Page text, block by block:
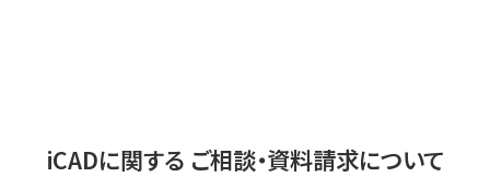
iCADに関する ご相談・資料請求について